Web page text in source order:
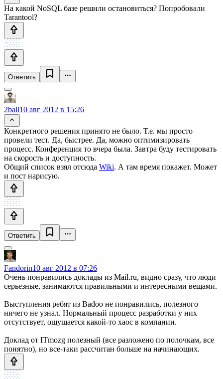
На какой NoSQL базе решили остановиться? Попробовали
Tarantool?
Ответить
2ball10 авг 2012 в 15:26
Конкретного решения принято не было. Т.е. мы просто
провели тест. Да, быстрее. Да, можно оптимизировать
процесс. Конференция то вчера была. Завтра буду тестировать
на скорость и доступность.
Общий список взял отсюда Wiki. А там время покажет. Может
и пост нарисую.
Ответить
Fandorin10 авг 2012 в 07:26
Очень понравились доклады из Mail.ru, видно сразу, что люди
серьезные, занимаются правильными и интересными вещами.
Выступления ребят из Badoo не понравились, полезного
ничего не узнал. Нормальный процесс разработки у них
отсутствует, ощущается какой-то хаос в компании.
Доклад от ITmozg полезный (все разложено по полочкам, все
понятно), но все-таки рассчитан больше на начинающих.